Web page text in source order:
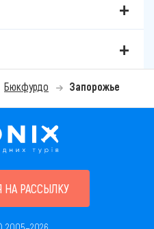
Бюкфурдо Запорожье
НА РАССЫЛКУ